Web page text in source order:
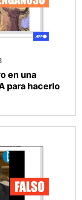
en una
para hacerlo